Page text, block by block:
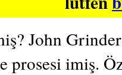
John
prosesi imiş.